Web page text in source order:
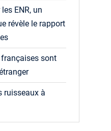
ENR, un
révèle le rapport
sont
ruisseaux à